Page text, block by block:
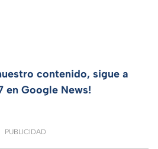
contenido, sigue a
en Google News!
PUBLICIDAD